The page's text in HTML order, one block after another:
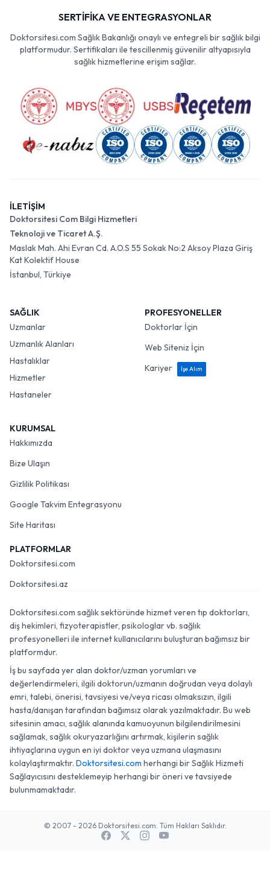
SERTİFİKA VE ENTEGRASYONLAR
Doktorsitesi.com Sağlık Bakanlığı onaylı ve entegreli bir sağlık bilgi
platformudur. Sertifikaları ile tescillenmiş güvenilir altyapısıyla
sağlık hizmetlerine erişim sağlar.
İLETİŞİM
Doktorsitesi Com Bilgi Hizmetleri
Teknoloji ve Ticaret A.Ş.
Maslak Mah. Ahi Evran Cd. A.O.S 55 Sokak No:2 Aksoy Plaza Giriş
Kat Kolektif House
İstanbul, Türkiye
SAĞLIK
Uzmanlar
Uzmanlık Alanları
Hastalıklar
Hizmetler
Hastaneler
PROFESYONELLER
Doktorlar İçin
Web Siteniz İçin
Kariyer
İşe Alım
KURUMSAL
Hakkımızda
Bize Ulaşın
Gizlilik Politikası
Google Takvim Entegrasyonu
Site Haritası
PLATFORMLAR
Doktorsitesi.com
Doktorsitesi.az
Doktorsitesi.com sağlık sektöründe hizmet veren tıp doktorları,
diş hekimleri, fizyoterapistler, psikologlar vb. sağlık
profesyonelleri ile internet kullanıcılarını buluşturan bağımsız bir
platformdur.
İş bu sayfada yer alan doktor/uzman yorumları ve
değerlendirmeleri, ilgili doktorun/uzmanın doğrudan veya dolaylı
emri, talebi, önerisi, tavsiyesi ve/veya ricası olmaksızın, ilgili
hasta/danışan tarafından bağımsız olarak yazılmaktadır. Bu web
sitesinin amacı, sağlık alanında kamuoyunun bilgilendirilmesini
sağlamak, sağlık okuryazarlığını artırmak, kişilerin sağlık
ihtiyaçlarına uygun en iyi doktor veya uzmana ulaşmasını
kolaylaştırmaktır. Doktorsitesi.com herhangi bir Sağlık Hizmeti
Sağlayıcısını desteklemeyip herhangi bir öneri ve tavsiyede
bulunmamaktadır.
© 2007 - 2026 Doktorsitesi.com. Tüm Hakları Saklıdır.